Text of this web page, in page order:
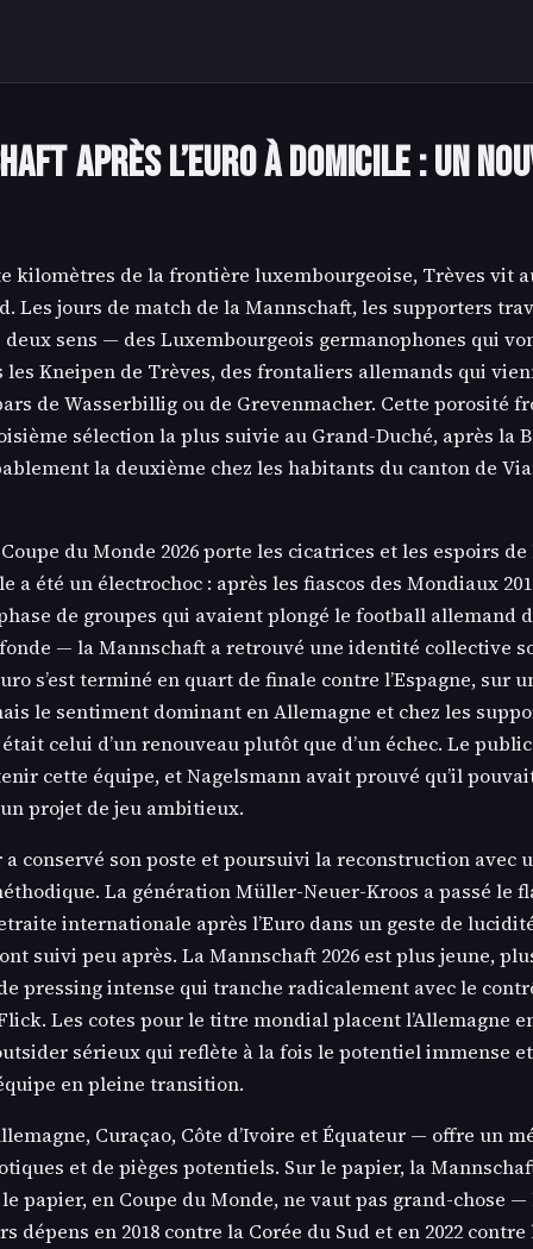
après l’Euro à domicile : un
kilomètres de la frontière luxembourgeoise, Trèves vit
Les jours de match de la Mannschaft, les supporters
sens — des Luxembourgeois germanophones qui
les Kneipen de Trèves, des frontaliers allemands qui
de Wasserbillig ou de Grevenmacher. Cette porosité
sélection la plus suivie au Grand-Duché, après la
la deuxième chez les habitants du canton de
du Monde 2026 porte les cicatrices et les espoirs de
a été un électrochoc : après les fiascos des Mondiaux
de groupes qui avaient plongé le football allemand
— la Mannschaft a retrouvé une identité collective
s’est terminé en quart de finale contre l’Espagne, sur
le sentiment dominant en Allemagne et chez les
celui d’un renouveau plutôt que d’un échec. Le
cette équipe, et Nagelsmann avait prouvé qu’il
projet de jeu ambitieux.
conservé son poste et poursuivi la reconstruction avec
La génération Müller-Neuer-Kroos a passé le
internationale après l’Euro dans un geste de
suivi peu après. La Mannschaft 2026 est plus jeune,
pressing intense qui tranche radicalement avec le
Les cotes pour le titre mondial placent l’Allemagne
sérieux qui reflète à la fois le potentiel immense
en pleine transition.
Curaçao, Côte d’Ivoire et Équateur — offre un
et de pièges potentiels. Sur le papier, la
papier, en Coupe du Monde, ne vaut pas grand-chose
dépens en 2018 contre la Corée du Sud et en 2022 contre